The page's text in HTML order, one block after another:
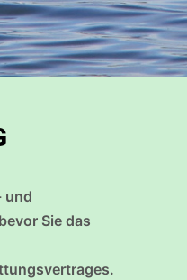
und
Sie das